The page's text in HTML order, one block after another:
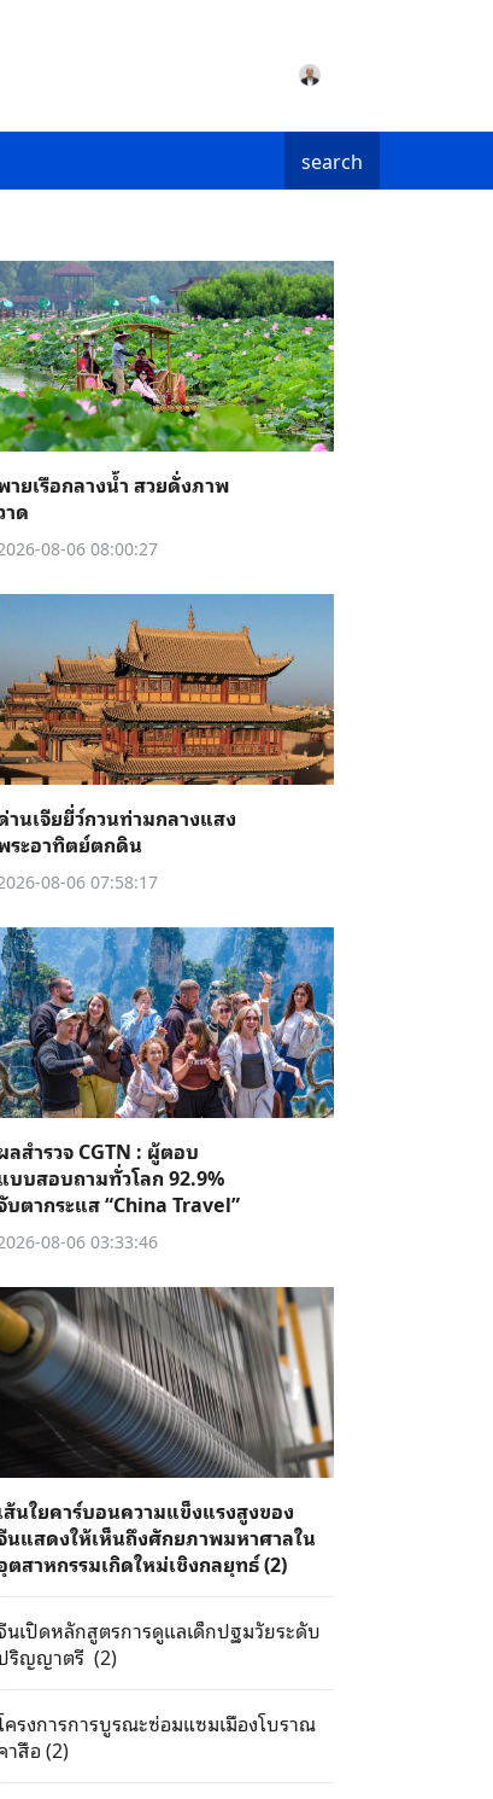
search
ายเรือกลางน้ำ สวยดั่งภาพ
าด
08-06 08:00:27
านเจียยี่ว์กวนท่ามกลางแสง
ระอาทิตย์ตกดิน
08-06 07:58:17
ลสำรวจ CGTN : ผู้ตอบ
บบสอบถามทั่วโลก 92.9%
บตากระแส “China Travel”
08-06 03:33:46
ส้นใยคาร์บอนความแข็งแรงสูงของ
นแสดงให้เห็นถึงศักยภาพมหาศาลใน
ตสาหกรรมเกิดใหม่เชิงกลยุทธ์ (2)
นเปิดหลักสูตรการดูแลเด็กปฐมวัยระดับ
ริญญาตรี (2)
ครงการการบูรณะซ่อมแซมเมืองโบราณ
าสือ (2)